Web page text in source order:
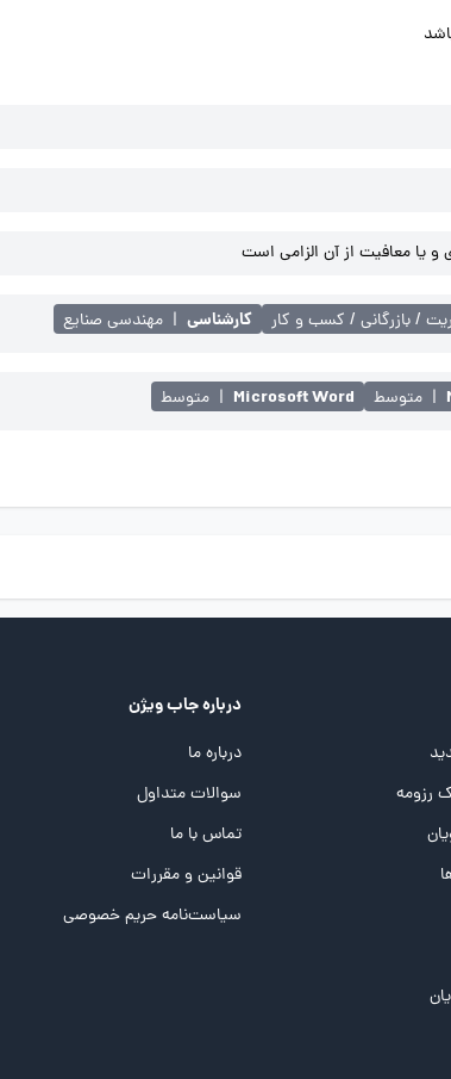
و یا معافیت از آن الزامی است
/ بازرگانی / کسب و کار کارشناسی | مهندسی صنایع
| متوسط Microsoft Word
| متوسط
رزومه
درباره جاب ویژن
درباره ما
سوالات متداول
تماس با ما
قوانین و مقررات
سیاست‌نامه حریم خصوصی